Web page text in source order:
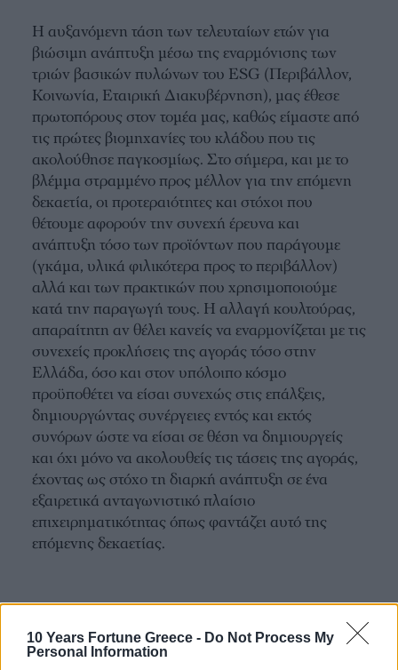
10 Years Fortune Greece - Do Not Process My
Personal Information
Η αυξανόμενη τάση των τελευταίων ετών για
βιώσιμη ανάπτυξη μέσω της εναρμόνισης των
τριών βασικών πυλώνων του ESG (Περιβάλλον,
Κοινωνία, Εταιρική Διακυβέρνηση), μας έθεσε
πρωτοπόρους στον τομέα μας, καθώς είμαστε από
τις πρώτες βιομηχανίες του κλάδου που τις
ακολούθησε παγκοσμίως. Στο σήμερα, και με το
βλέμμα στραμμένο προς μέλλον για την επόμενη
δεκαετία, οι προτεραιότητες και στόχοι που
θέτουμε αφορούν την συνεχή έρευνα και
ανάπτυξη τόσο των προϊόντων που παράγουμε
(γκάμα, υλικά φιλικότερα προς το περιβάλλον)
αλλά και των πρακτικών που χρησιμοποιούμε
κατά την παραγωγή τους. Η αλλαγή κουλτούρας,
απαραίτητη αν θέλει κανείς να εναρμονίζεται με τις
συνεχείς προκλήσεις της αγοράς τόσο στην
Ελλάδα, όσο και στον υπόλοιπο κόσμο
προϋποθέτει να είσαι συνεχώς στις επάλξεις,
δημιουργώντας συνέργειες εντός και εκτός
συνόρων ώστε να είσαι σε θέση να δημιουργείς
και όχι μόνο να ακολουθείς τις τάσεις της αγοράς,
έχοντας ως στόχο τη διαρκή ανάπτυξη σε ένα
εξαιρετικά ανταγωνιστικό πλαίσιο
επιχειρηματικότητας όπως φαντάζει αυτό της
επόμενης δεκαετίας.